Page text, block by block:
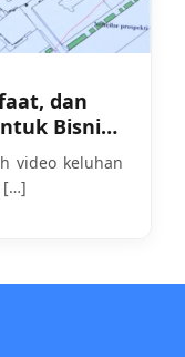
dan
Bisnis
video keluhan
[…]